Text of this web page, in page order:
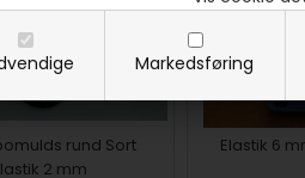
Markedsføring
rund Sort
2 mm
Elastik 6